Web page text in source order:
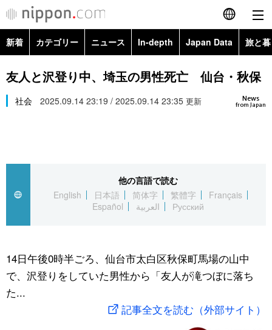
English
简体字
繁體字
العربية
社会
文化
旅と暮らし
動画/Live
新着 カテゴリー ニュース In-depth Japan Data 旅と
政治・外交
経済・ビジネス
社会
文化
科学・技術
暮らし
Topics
Images
お知らせ
友人と沢登り中、埼玉の男性死亡 仙台・秋保
News
from Japan
社会 2025.09.14 23:19 / 2025.09.14 23:35 更新
他の言語で読む
English
日本語 简体字 繁體字
Français
Español
العربية Русский
14日午後0時半ごろ、仙台市太白区秋保町馬場の山中
で、沢登りをしていた男性から「友人が滝つぼに落ち
た...
記事全文を読む（外部サイト）